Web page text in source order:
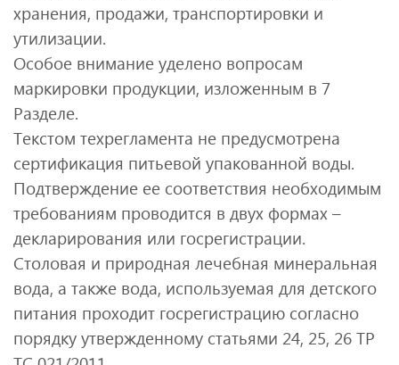
хранения, продажи, транспортировки и
утилизации.
Особое внимание уделено вопросам
маркировки продукции, изложенным в 7
Разделе.
Текстом техрегламента не предусмотрена
сертификация питьевой упакованной воды.
Подтверждение ее соответствия необходимым
требованиям проводится в двух формах –
декларирования или госрегистрации.
Столовая и природная лечебная минеральная
вода, а также вода, используемая для детского
питания проходит госрегистрацию согласно
порядку утвержденному статьями 24, 25, 26 ТР